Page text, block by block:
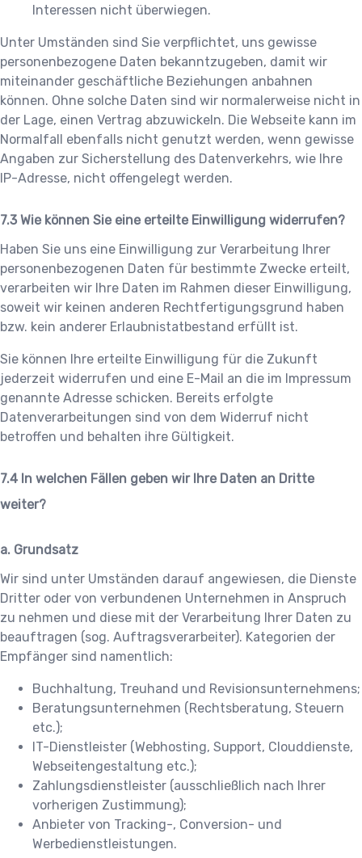
Interessen nicht überwiegen.
Unter Umständen sind Sie verpflichtet, uns gewisse
personenbezogene Daten bekanntzugeben, damit wir
miteinander geschäftliche Beziehungen anbahnen
können. Ohne solche Daten sind wir normalerweise nicht in
der Lage, einen Vertrag abzuwickeln. Die Webseite kann im
Normalfall ebenfalls nicht genutzt werden, wenn gewisse
Angaben zur Sicherstellung des Datenverkehrs, wie Ihre
IP-Adresse, nicht offengelegt werden.
Wie können Sie eine erteilte Einwilligung widerrufen?
Haben Sie uns eine Einwilligung zur Verarbeitung Ihrer
personenbezogenen Daten für bestimmte Zwecke erteilt,
verarbeiten wir Ihre Daten im Rahmen dieser Einwilligung,
soweit wir keinen anderen Rechtfertigungsgrund haben
bzw. kein anderer Erlaubnistatbestand erfüllt ist.
Sie können Ihre erteilte Einwilligung für die Zukunft
jederzeit widerrufen und eine E-Mail an die im Impressum
genannte Adresse schicken. Bereits erfolgte
Datenverarbeitungen sind von dem Widerruf nicht
betroffen und behalten ihre Gültigkeit.
In welchen Fällen geben wir Ihre Daten an Dritte
weiter?
a. Grundsatz
Wir sind unter Umständen darauf angewiesen, die Dienste
Dritter oder von verbundenen Unternehmen in Anspruch
zu nehmen und diese mit der Verarbeitung Ihrer Daten zu
beauftragen (sog. Auftragsverarbeiter). Kategorien der
Empfänger sind namentlich:
Buchhaltung, Treuhand und Revisionsunternehmens;
Beratungsunternehmen (Rechtsberatung, Steuern
etc.);
IT-Dienstleister (Webhosting, Support, Clouddienste,
Webseitengestaltung etc.);
Zahlungsdienstleister (ausschließlich nach Ihrer
vorherigen Zustimmung);
Anbieter von Tracking-, Conversion- und
Werbedienstleistungen.